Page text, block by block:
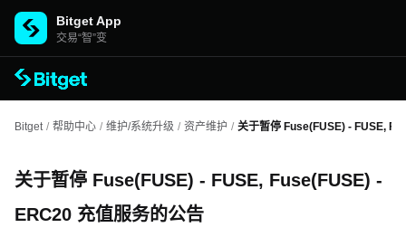
Bitget App
交易“智”变
Bitget / 帮助中心 / 维护/系统升级 / 资产维护 / 关于暂停 Fuse(FUSE) - FUSE,
关于暂停 Fuse(FUSE) - FUSE, Fuse(FUSE) -
ERC20 充值服务的公告